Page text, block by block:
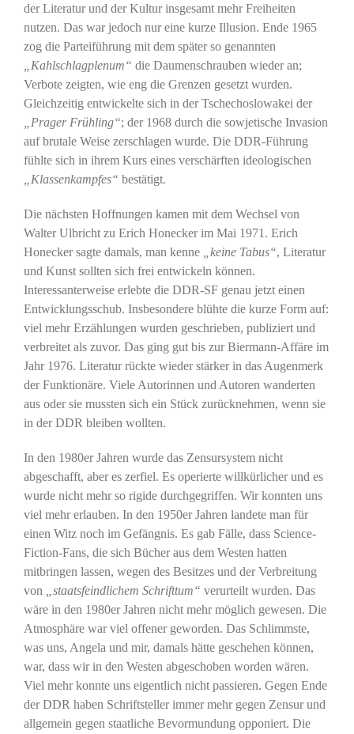
der Literatur und der Kultur insgesamt mehr Freiheiten
nutzen. Das war jedoch nur eine kurze Illusion. Ende 1965
zog die Parteiführung mit dem später so genannten
„Kahlschlagplenum“ die Daumenschrauben wieder an;
Verbote zeigten, wie eng die Grenzen gesetzt wurden.
Gleichzeitig entwickelte sich in der Tschechoslowakei der
„Prager Frühling“; der 1968 durch die sowjetische Invasion
auf brutale Weise zerschlagen wurde. Die DDR-Führung
fühlte sich in ihrem Kurs eines verschärften ideologischen
„Klassenkampfes“ bestätigt.
Die nächsten Hoffnungen kamen mit dem Wechsel von
Walter Ulbricht zu Erich Honecker im Mai 1971. Erich
Honecker sagte damals, man kenne
„keine Tabus“, Literatur
und Kunst sollten sich frei entwickeln können.
Interessanterweise erlebte die DDR-SF genau jetzt einen
Entwicklungsschub. Insbesondere blühte die kurze Form auf:
viel mehr Erzählungen wurden geschrieben, publiziert und
verbreitet als zuvor. Das ging gut bis zur Biermann-Affäre im
Jahr 1976. Literatur rückte wieder stärker in das Augenmerk
der Funktionäre. Viele Autorinnen und Autoren wanderten
aus oder sie mussten sich ein Stück zurücknehmen, wenn sie
in der DDR bleiben wollten.
In den 1980er Jahren wurde das Zensursystem nicht
abgeschafft, aber es zerfiel. Es operierte willkürlicher und es
wurde nicht mehr so rigide durchgegriffen. Wir konnten uns
viel mehr erlauben. In den 1950er Jahren landete man für
einen Witz noch im Gefängnis. Es gab Fälle, dass Science-
Fiction-Fans, die sich Bücher aus dem Westen hatten
mitbringen lassen, wegen des Besitzes und der Verbreitung
von
„staatsfeindlichem Schrifttum“ verurteilt wurden. Das
wäre in den 1980er Jahren nicht mehr möglich gewesen. Die
Atmosphäre war viel offener geworden. Das Schlimmste,
was uns, Angela und mir, damals hätte geschehen können,
war, dass wir in den Westen abgeschoben worden wären.
Viel mehr konnte uns eigentlich nicht passieren. Gegen Ende
der DDR haben Schriftsteller immer mehr gegen Zensur und
allgemein gegen staatliche Bevormundung opponiert. Die